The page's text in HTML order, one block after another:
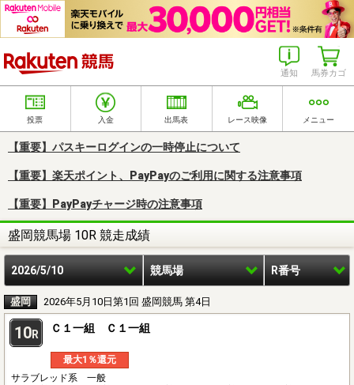
馬券カゴ
通知
投票 入金 出馬表 レース映像 メニュー
【重要】パスキーログインの一時停止について
【重要】楽天ポイント、PayPayのご利用に関する注意事項
【重要】PayPayチャージ時の注意事項
盛岡競馬場 10R 競走成績
2026/5/10 競馬場 R番号
盛岡 2026年5月10日第1回 盛岡競馬 第4日
10R Ｃ１一組 Ｃ１一組
最大1％還元
サラブレッド系 一般